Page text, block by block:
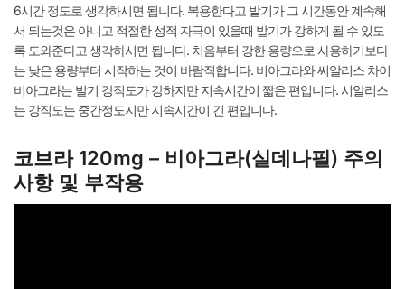
6시간 정도로 생각하시면 됩니다. 복용한다고 발기가 그 시간동안 계속해
서 되는것은 아니고 적절한 성적 자극이 있을때 발기가 강하게 될 수 있도
록 도와준다고 생각하시면 됩니다. 처음부터 강한 용량으로 사용하기보다
는 낮은 용량부터 시작하는 것이 바람직합니다. 비아그라와 씨알리스 차이
비아그라는 발기 강직도가 강하지만 지속시간이 짧은 편입니다. 시알리스
는 강직도는 중간정도지만 지속시간이 긴 편입니다.
코브라 120mg – 비아그라(실데나필) 주의
사항 및 부작용